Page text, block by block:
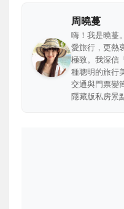
周曉蔓
嗨！我是曉蔓
愛旅行，更熱
極致。我深信
種聰明的旅行
交通與門票變
隱藏版私房景